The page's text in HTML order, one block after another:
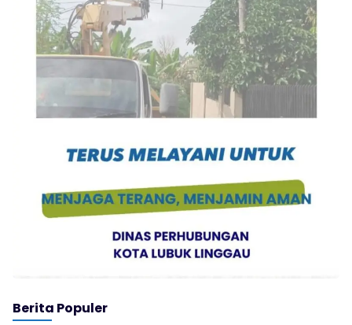
Berita Populer